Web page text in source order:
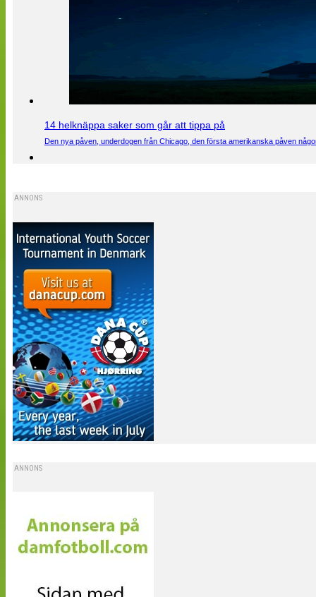
14 helknäppa saker som går att tippa på
Den nya påven, underdogen från Chicago, den första amerikanska påven
ANNONS
ANNONS